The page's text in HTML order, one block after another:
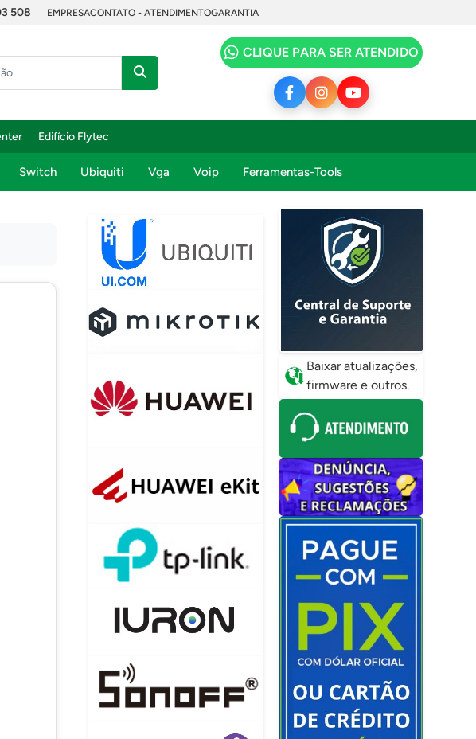
508 EMPRESACONTATO - ATENDIMENTOGARANTIA
CLIQUE PARA SER ATENDIDO
Edifício Flytec
Switch Ubiquiti Vga Voip Ferramentas-Tools
Baixar atualizações,
firmware e outros.